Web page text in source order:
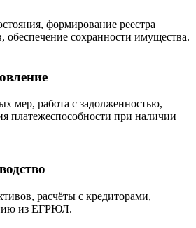
формирование реестра
обеспечение сохранности имущества.
мер, работа с задолженностью,
платежеспособности при наличии
расчёты с кредиторами,
из ЕГРЮЛ.